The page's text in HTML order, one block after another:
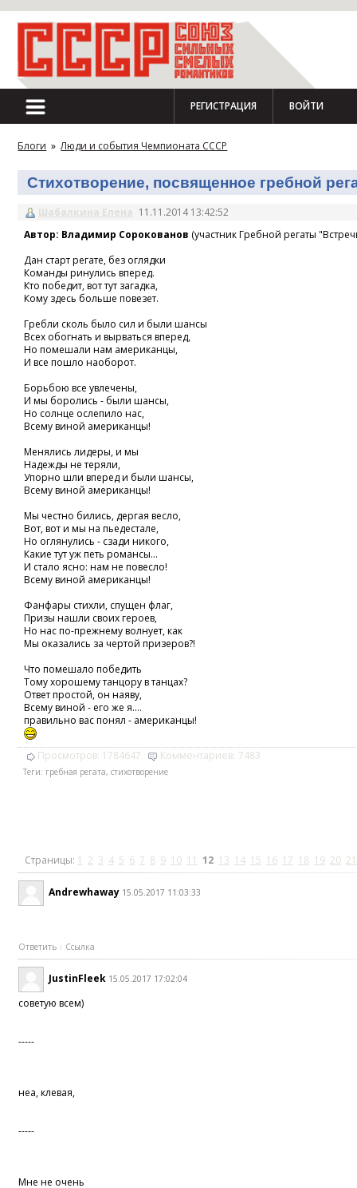
РЕГИСТРАЦИЯ ВОЙТИ
Блоги » Люди и события Чемпионата СССР
Стихотворение, посвященное гребной
Шабалкина Елена 11.11.2014 13:42:52
Автор: Владимир Сорокованов (участник Гребной регаты
Дан старт регате, без оглядки
Команды ринулись вперед.
Кто победит, вот тут загадка,
Кому здесь больше повезет.
Гребли сколь было сил и были шансы
Всех обогнать и вырваться вперед,
Но помешали нам американцы,
И все пошло наоборот.
Борьбою все увлечены,
И мы боролись - были шансы,
Но солнце ослепило нас,
Всему виной американцы!
Менялись лидеры, и мы
Надежды не теряли,
Упорно шли вперед и были шансы,
Всему виной американцы!
Мы честно бились, дергая весло,
Вот, вот и мы на пьедестале,
Но оглянулись - сзади никого,
Какие тут уж петь романсы...
И стало ясно: нам не повесло!
Всему виной американцы!
Фанфары стихли, спущен флаг,
Призы нашли своих героев,
Но нас по-прежнему волнует, как
Мы оказались за чертой призеров?!
Что помешало победить
Тому хорошему танцору в танцах?
Ответ простой, он наяву,
Всему виной - его же я....
правильно вас понял - американцы!
Просмотров: 1784647 Комментариев: 7483
Теги: гребная регата, стихотворение
Страницы: 1 2 3 4 5 6 7 8 9 10 11 12 13 14 15 16 17 18 19 20 21
Andrewhaway 15.05.2017 11:03:33
Ответить Ссылка
JustinFleek 15.05.2017 17:02:04
советую всем)
-----
неа, клевая,
-----
Мне не очень